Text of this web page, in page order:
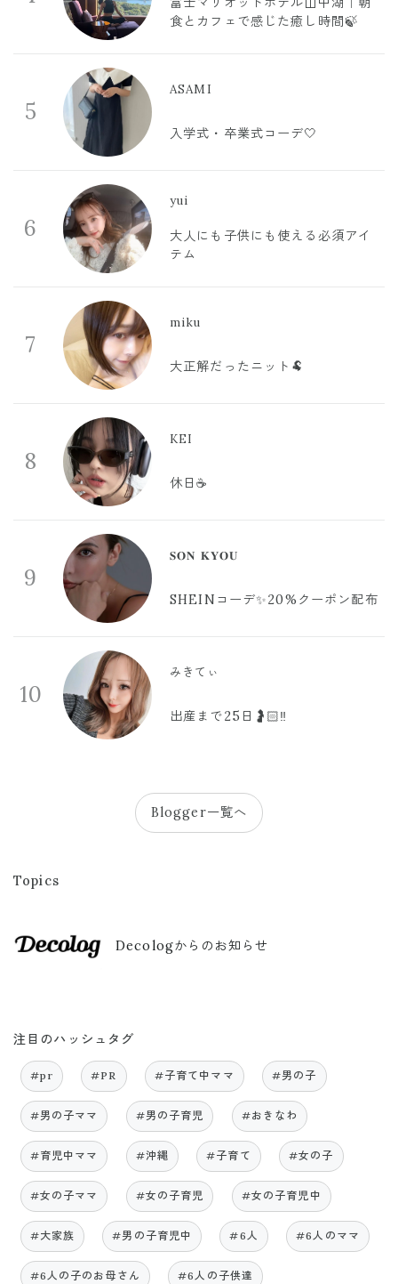
食とカフェで感じた癒し時間🍃
5
ASAMI
入学式・卒業式コーデ🤍
6
yui
大人にも子供にも使える必須アイ
テム
7
miku
大正解だったニット🐏
8
KEI
休日☕️
9
𝐒𝐎𝐍 𝐊𝐘𝐎𝐔
SHEINコーデ✨20%クーポン配布
10
みきてぃ
出産まで25日🤰🏻‼️
Blogger一覧へ
Topics
Decologからのお知らせ
注目のハッシュタグ
#pr #PR #子育て中ママ #男の子
#男の子ママ #男の子育児 #おきなわ
#育児中ママ #沖縄 #子育て #女の子
#女の子ママ #女の子育児 #女の子育児中
#大家族 #男の子育児中 #6人 #6人のママ
#6人の子のお母さん #6人の子供達